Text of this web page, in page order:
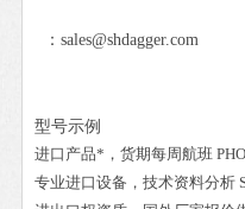
：sales@shdagger.com
型号示例
进口产品*，货期每周航班
专业进口设备，技术资料分析